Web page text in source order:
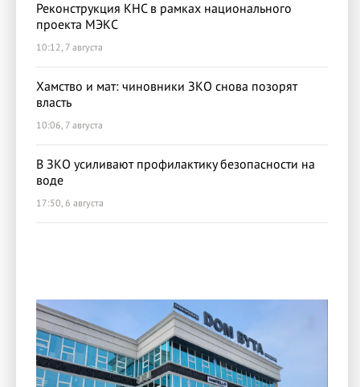
Реконструкция КНС в рамках национального
проекта МЭКС
10:12, 7 августа
Хамство и мат: чиновники ЗКО снова позорят
власть
10:06, 7 августа
В ЗКО усиливают профилактику безопасности на
воде
17:50, 6 августа